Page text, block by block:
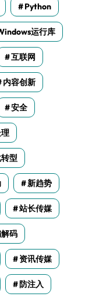
Python
运行库
互联网
内容创新
安全
型
新趋势
站长传媒
码
资讯传媒
防注入